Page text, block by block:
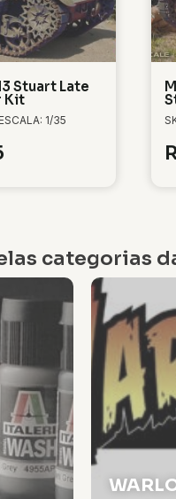
Stuart Late
Kit
1/35
categorias